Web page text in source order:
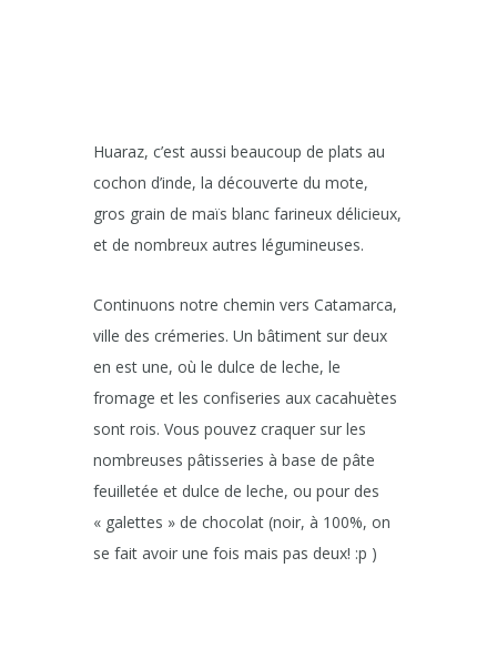
Huaraz, c’est aussi beaucoup de plats au
cochon d’inde, la découverte du mote,
gros grain de maïs blanc farineux délicieux,
et de nombreux autres légumineuses.
Continuons notre chemin vers Catamarca,
ville des crémeries. Un bâtiment sur deux
en est une, où le dulce de leche, le
fromage et les confiseries aux cacahuètes
sont rois. Vous pouvez craquer sur les
nombreuses pâtisseries à base de pâte
feuilletée et dulce de leche, ou pour des
« galettes » de chocolat (noir, à 100%, on
se fait avoir une fois mais pas deux! :p )